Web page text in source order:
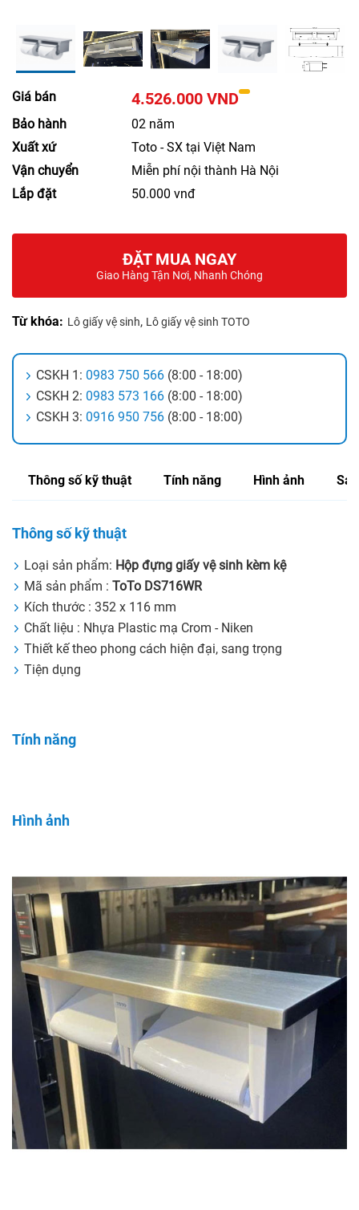
Giá bán 4.526.000 VND
Bảo hành
02 năm
Xuất xứ
Toto - SX tại Việt Nam
Vận chuyển
Miễn phí nội thành Hà Nội
Lắp đặt
50.000 vnđ
ĐẶT MUA NGAY
Giao Hàng Tận Nơi, Nhanh Chóng
Từ khóa: Lô giấy vệ sinh, Lô giấy vệ sinh TOTO
CSKH 1: 0983 750 566 (8:00 - 18:00)
CSKH 2: 0983 573 166 (8:00 - 18:00)
CSKH 3: 0916 950 756 (8:00 - 18:00)
Thông số kỹ thuật Tính năng Hình ảnh
Thông số kỹ thuật
Loại sản phẩm: Hộp đựng giấy vệ sinh kèm kệ
Mã sản phẩm : ToTo DS716WR
Kích thước : 352 x 116 mm
Chất liệu : Nhựa Plastic mạ Crom - Niken
Thiết kế theo phong cách hiện đại, sang trọng
Tiện dụng
Tính năng
Hình ảnh